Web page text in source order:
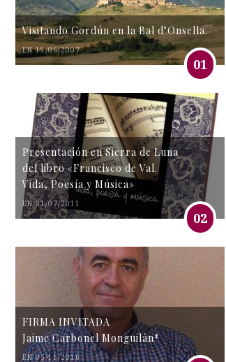
Visitando Gordún en la Bal d’Onsella.
EN 19/06/2007
01
Presentación en Sierra de Luna
del libro «Francisco de Val.
Vida, Poesía y Música»
EN 31/07/2011
02
FIRMA INVITADA
Jaime Carbonel Monguilán*
EN 05/11/2016